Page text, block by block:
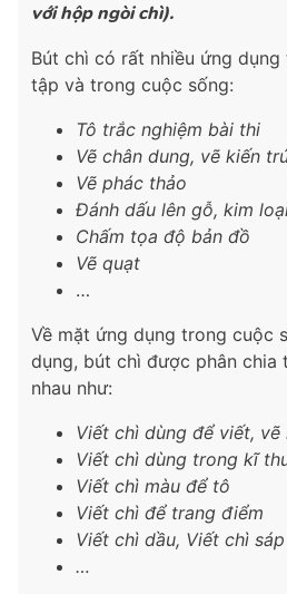
với hộp ngòi chì).
Bút chì có rất nhiều ứng
tập và trong cuộc sống:
Tô trắc nghiệm bài thi
Vẽ chân dung, vẽ kiến
Vẽ phác thảo
Đánh dấu lên gỗ, kim
Chấm tọa độ bản đồ
Vẽ quạt
…
Về mặt ứng dụng trong cuộc
dụng, bút chì được phân chia
nhau như:
Viết chì dùng để viết, vẽ
Viết chì dùng trong kĩ
Viết chì màu để tô
Viết chì để trang điểm
Viết chì dầu, Viết chì sáp
…